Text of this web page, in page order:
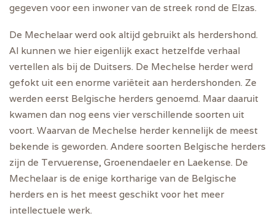
gegeven voor een inwoner van de streek rond de Elzas.
De Mechelaar werd ook altijd gebruikt als herdershond.
Al kunnen we hier eigenlijk exact hetzelfde verhaal
vertellen als bij de Duitsers. De Mechelse herder werd
gefokt uit een enorme variëteit aan herdershonden. Ze
werden eerst Belgische herders genoemd. Maar daaruit
kwamen dan nog eens vier verschillende soorten uit
voort. Waarvan de Mechelse herder kennelijk de meest
bekende is geworden. Andere soorten Belgische herders
zijn de Tervuerense, Groenendaeler en Laekense. De
Mechelaar is de enige kortharige van de Belgische
herders en is het meest geschikt voor het meer
intellectuele werk.